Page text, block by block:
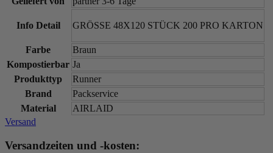
Info Detail GRÖSSE 48X120 STÜCK 200 PRO KARTON
Farbe
Braun
Kompostierbar Ja
Produkttyp
Runner
Brand
Packservice
Material
AIRLAID
Versand
Versandzeiten und -kosten: